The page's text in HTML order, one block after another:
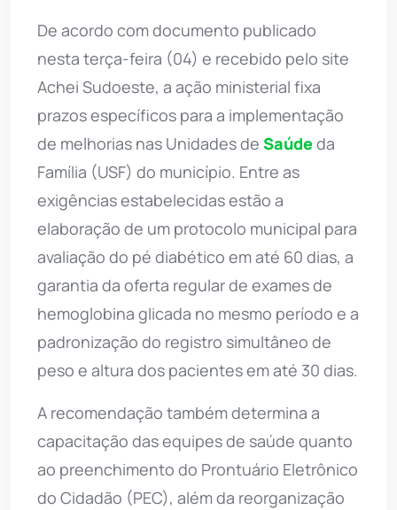
De acordo com documento publicado
nesta terça-feira (04) e recebido pelo site
Achei Sudoeste, a ação ministerial fixa
prazos específicos para a implementação
de melhorias nas Unidades de Saúdeda
Família (USF) do município. Entre as
exigências estabelecidas estão a
elaboração de um protocolo municipal para
avaliação do pé diabético em até 60 dias, a
garantia da oferta regular de exames de
hemoglobina glicada no mesmo período e a
padronização do registro simultâneo de
peso e altura dos pacientes em até 30 dias.
A recomendação também determina a
capacitação das equipes de saúde quanto
ao preenchimento do Prontuário Eletrônico
do Cidadão (PEC), além da reorganização